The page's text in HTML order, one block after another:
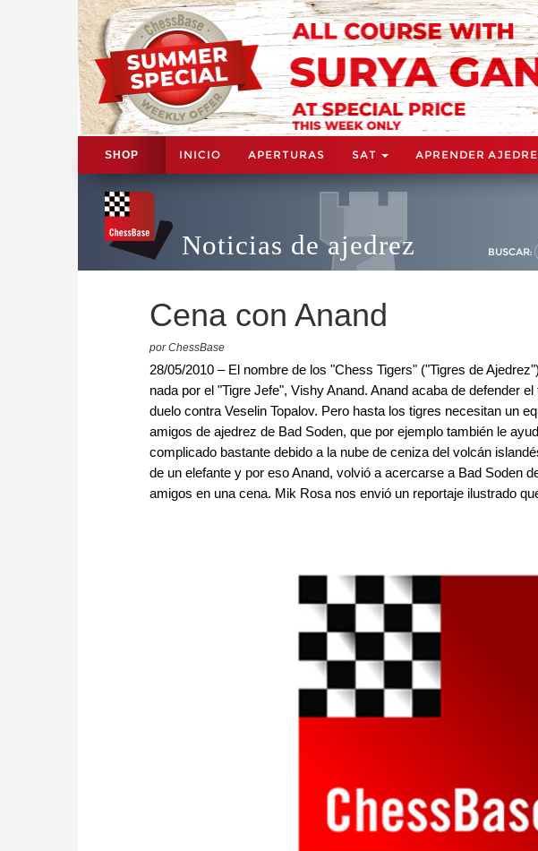
SHOP INICIO APERTURAS SAT APRENDER
Noticias de ajedrez BUSCAR:
Cena con Anand
por ChessBase
28/05/2010 – El nombre de los "Chess Tigers" ("Tigres de
nada por el "Tigre Jefe", Vishy Anand. Anand acaba de defender
duelo contra Veselin Topalov. Pero hasta los tigres necesitan un
amigos de ajedrez de Bad Soden, que por ejemplo también le
complicado bastante debido a la nube de ceniza del volcán
de un elefante y por eso Anand, volvió a acercarse a Bad Soden
amigos en una cena. Mik Rosa nos envió un reportaje ilustrado